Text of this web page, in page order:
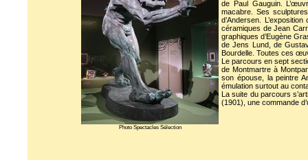
Photo Spectacles Sélection
de Paul Gauguin.
macabre. Ses
d’Andersen.
céramiques de Jean
graphiques d’Eugène
de Jens Lund, de
Bourdelle. Toutes ces
Le parcours en sept
de Montmartre à
son épouse, la peintre
émulation surtout au
La suite du parcours
(1901), une commande